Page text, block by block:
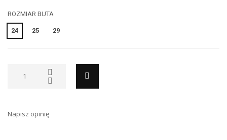
ROZMIAR BUTA
24 25 29
Napisz opinię